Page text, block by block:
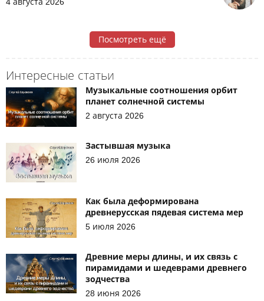
Посмотреть ещё
Интересные статьи
Музыкальные соотношения орбит
планет солнечной системы
2 августа 2026
Застывшая музыка
26 июля 2026
Как была деформирована
древнерусская пядевая система мер
5 июля 2026
Древние меры длины, и их связь с
пирамидами и шедеврами древнего
зодчества
28 июня 2026